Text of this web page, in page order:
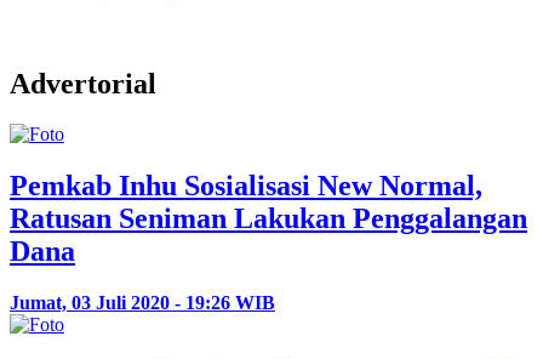
Advertorial
Pemkab Inhu Sosialisasi New Normal,
Ratusan Seniman Lakukan Penggalangan
Dana
Jumat, 03 Juli 2020 - 19:26 WIB